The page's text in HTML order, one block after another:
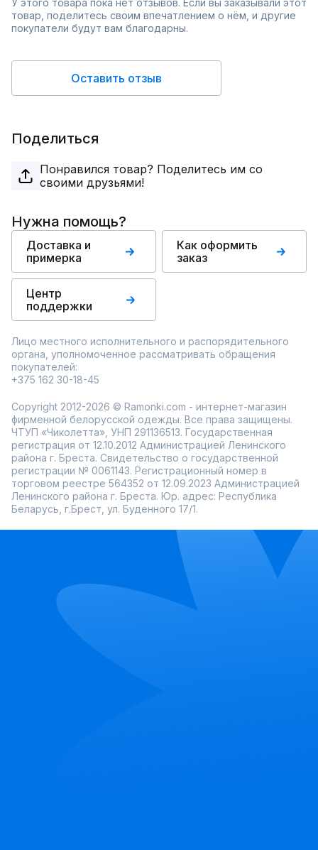
У этого товара пока нет отзывов. Если вы заказывали этот
товар, поделитесь своим впечатлением о нём, и другие
покупатели будут вам благодарны.
Оставить отзыв
Поделиться
Понравился товар? Поделитесь им со
своими друзьями!
Нужна помощь?
Доставка и
примерка
Как оформить
заказ
Центр
поддержки
Лицо местного исполнительного и распорядительного
органа, уполномоченное рассматривать обращения
покупателей:
+375 162 30-18-45
Copyright 2012-2026 © Ramonki.com - интернет-магазин
фирменной белорусской одежды. Все права защищены.
ЧТУП «Чиколетта», УНП 291136513. Государственная
регистрация от 12.10.2012 Администрацией Ленинского
района г. Бреста. Свидетельство о государственной
регистрации № 0061143. Регистрационный номер в
торговом реестре 564352 от 12.09.2023 Администрацией
Ленинского района г. Бреста. Юр. адрес: Республика
Беларусь, г.Брест, ул. Буденного 17/1.